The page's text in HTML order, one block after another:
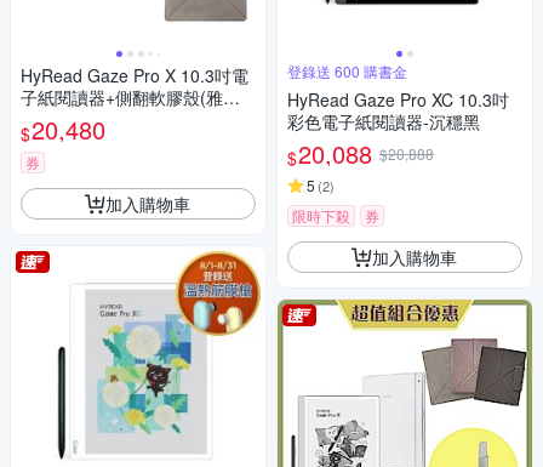
HyRead Gaze Pro X 10.3吋電
子紙閱讀器+側翻軟膠殼(雅灰
色)+手寫類紙膜【側翻磁吸皮
套+保護膜組】
$20,480
券
加入購物車
登錄送 600 購書金
HyRead Gaze Pro XC 10.3吋
彩色電子紙閱讀器-沉穩黑
$20,088 $20,888
5 (2)
限時下殺 券
加入購物車